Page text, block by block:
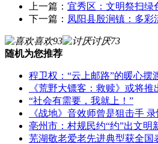
上一篇： 宜秀区：文明祭扫绿
下一篇： 凤阳县殷涧镇：多彩
喜欢93 讨厌73
随机为您推荐
程卫权：“云上邮路”的暖心摆
《荒野大镖客：救赎》或将推
“社会有需要，我就上！”
《战地》音效师曾是狙击手
亳州市：村规民约“约”出文明
芜湖敬老爱老先进典型获全国